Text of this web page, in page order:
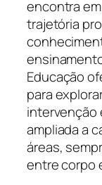
encontra
trajetória
Educação
para
intervenção
ampliada a
áreas,
entre corpo